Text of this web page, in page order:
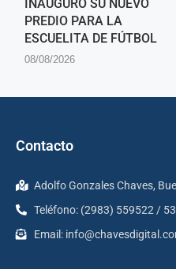
INAUGURÓ SU NUEVO
PREDIO PARA LA
ESCUELITA DE FÚTBOL
08/08/2026
Contacto
Adolfo Gonzales Chaves,
Teléfono: (2983) 559522 /
Email: